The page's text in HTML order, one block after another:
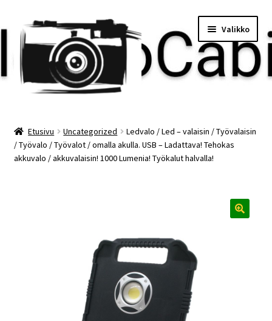
Siirry
navigointiin
Siirry
sisältöön
Valikko
Maksu
Etusivu Uncategorized
Ledvalo / Led – valaisin / Työvalaisin
/ Työvalo / Työvalot / omalla akulla. USB – Ladattava! Tehokas
akkuvalo / akkuvalaisin! 1000 Lumenia! Työkalut halvalla!